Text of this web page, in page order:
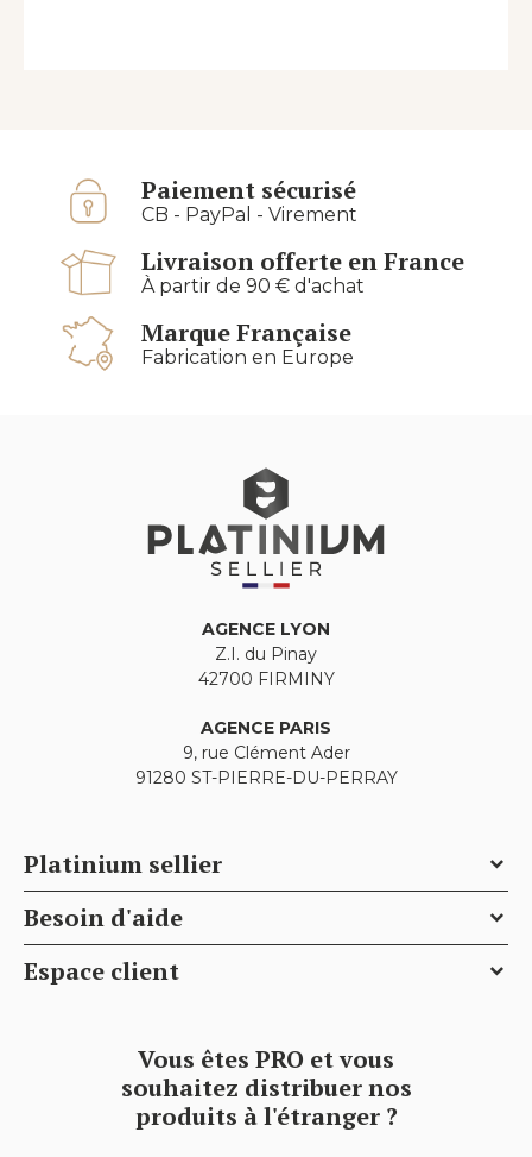
Paiement sécurisé
CB - PayPal - Virement
Livraison offerte en France
À partir de 90 € d'achat
Marque Française
Fabrication en Europe
AGENCE LYON
Z.I. du Pinay
42700 FIRMINY
AGENCE PARIS
9, rue Clément Ader
91280 ST-PIERRE-DU-PERRAY
Platinium sellier
Conditions générales de ventes
Qui sommes-nous
Plan du site
Besoin d'aide
FAQ
Sécurité de paiement
Espace client
Mes bons de réduction
Vous êtes PRO et vous
souhaitez distribuer nos
produits à l'étranger ?